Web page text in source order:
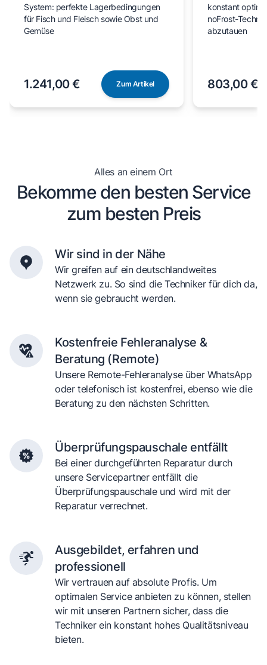
System: perfekte Lagerbedingungen
für Fisch und Fleisch sowie Obst und
Gemüse
1.241,00 € Zum Artikel
konstant
noFrost-
abzutauen
803,00 €
Alles an einem Ort
Bekomme den besten Service
zum besten Preis
Wir sind in der Nähe
Wir greifen auf ein deutschlandweites
Netzwerk zu. So sind die Techniker für dich da,
wenn sie gebraucht werden.
Kostenfreie Fehleranalyse &
Beratung (Remote)
Unsere Remote-Fehleranalyse über WhatsApp
oder telefonisch ist kostenfrei, ebenso wie die
Beratung zu den nächsten Schritten.
Überprüfungspauschale entfällt
Bei einer durchgeführten Reparatur durch
unsere Servicepartner entfällt die
Überprüfungspauschale und wird mit der
Reparatur verrechnet.
Ausgebildet, erfahren und
professionell
Wir vertrauen auf absolute Profis. Um
optimalen Service anbieten zu können, stellen
wir mit unseren Partnern sicher, dass die
Techniker ein konstant hohes Qualitätsniveau
bieten.